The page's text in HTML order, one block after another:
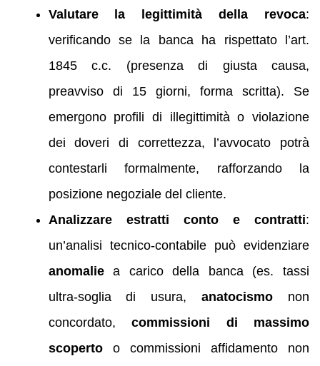
Valutare la legittimità della revoca:
verificando se la banca ha rispettato l’art.
1845 c.c. (presenza di giusta causa,
preavviso di 15 giorni, forma scritta). Se
emergono profili di illegittimità o violazione
dei doveri di correttezza, l’avvocato potrà
contestarli formalmente, rafforzando la
posizione negoziale del cliente.
Analizzare estratti conto e contratti:
un’analisi tecnico-contabile può evidenziare
anomaliea carico della banca (es. tassi
ultra-soglia di usura,anatocismo non
concordato,commissioni di massimo
scopertoo commissioni affidamento non